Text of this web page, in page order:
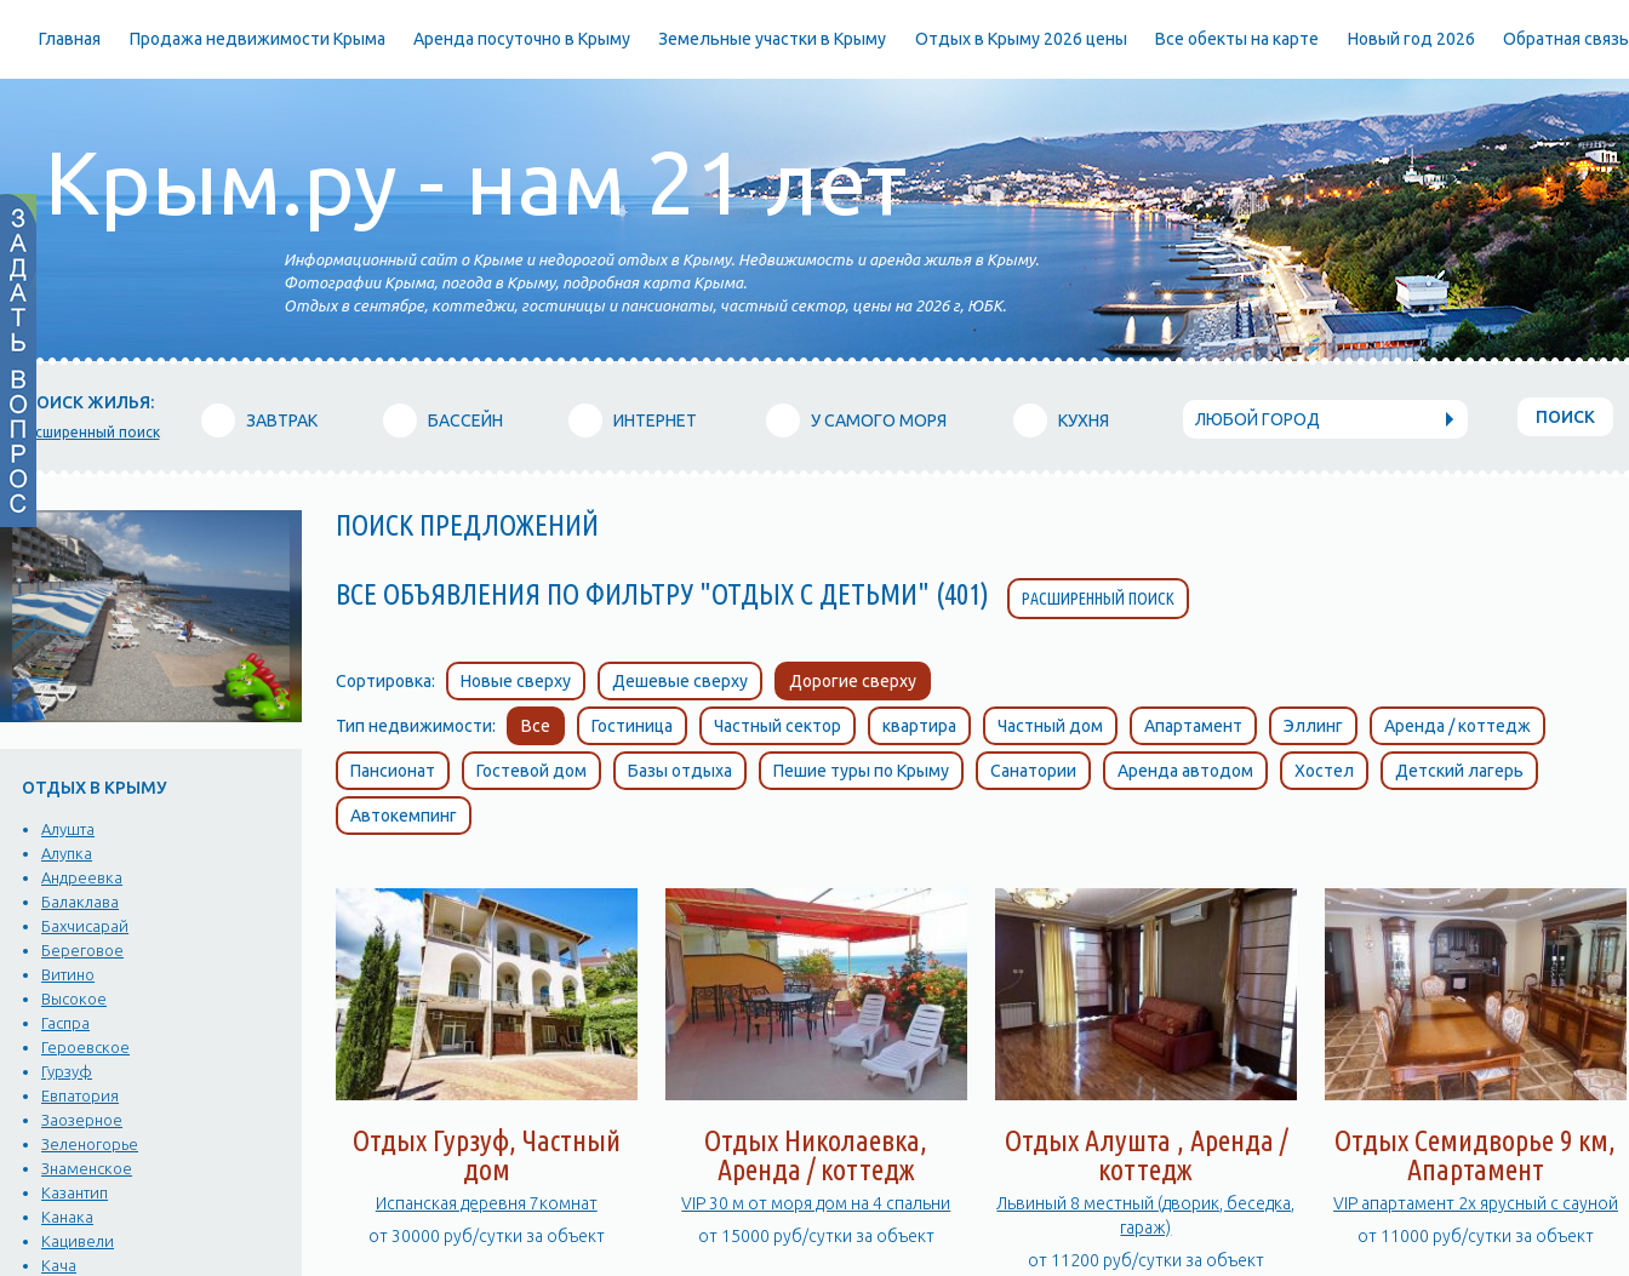
Главная Продажа недвижимости Крыма Аренда посуточно в Крыму Земельные участки в Крыму Отдых в Крыму 2026 цены Все обекты на карте Новый год 2026 Обратная связь
Крым.ру - нам 21 лет
Информационный сайт о Крыме и недорогой отдых в Крыму. Недвижимость и аренда жилья в Крыму.
Фотографии Крыма, погода в Крыму, подробная карта Крыма.
Отдых в сентябре, коттеджи, гостиницы и пансионаты, частный сектор, цены на 2026 г, ЮБК.
ПОИСК ЖИЛЬЯ:
расширенный поиск
ЗАВТРАК БАССЕЙН ИНТЕРНЕТ У САМОГО МОРЯ КУХНЯ ЛЮБОЙ ГОРОД ПОИСК
ОТДЫХ В КРЫМУ
Алушта
Алупка
Андреевка
Балаклава
Бахчисарай
Береговое
Витино
Высокое
Гаспра
Героевское
Гурзуф
Евпатория
Заозерное
Зеленогорье
Знаменское
Казантип
Канака
Кацивели
Кача
ПОИСК ПРЕДЛОЖЕНИЙ
ВСЕ ОБЪЯВЛЕНИЯ ПО ФИЛЬТРУ "ОТДЫХ С ДЕТЬМИ" (401) РАСШИРЕННЫЙ ПОИСК
Сортировка: Новые сверху Дешевые сверху Дорогие сверху
Тип недвижимости: Все Гостиница Частный сектор квартира Частный дом Апартамент Эллинг Аренда / коттедж
Пансионат Гостевой дом Базы отдыха Пешие туры по Крыму Санатории Аренда автодом Хостел Детский лагерь
Автокемпинг
Отдых Гурзуф, Частный
дом
Испанская деревня 7комнат
от 30000 руб/сутки за объект
Отдых Николаевка,
Аренда / коттедж
VIP 30 м от моря дом на 4 спальни
от 15000 руб/сутки за объект
Отдых Алушта , Аренда /
коттедж
Львиный 8 местный (дворик, беседка,
гараж)
от 11200 руб/сутки за объект
Отдых Семидворье 9 км,
Апартамент
VIP апартамент 2х ярусный с сауной
от 11000 руб/сутки за объект